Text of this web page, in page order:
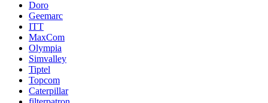
Doro
Geemarc
ITT
MaxCom
Olympia
Simvalley
Tiptel
Topcom
Caterpillar